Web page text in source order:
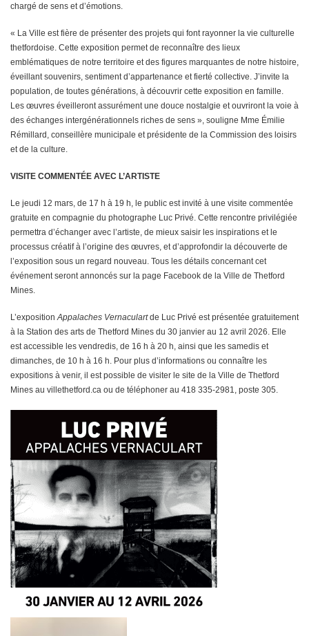
chargé de sens et d’émotions.
« La Ville est fière de présenter des projets qui font rayonner la vie culturelle
thetfordoise. Cette exposition permet de reconnaître des lieux
emblématiques de notre territoire et des figures marquantes de notre histoire,
éveillant souvenirs, sentiment d’appartenance et fierté collective. J’invite la
population, de toutes générations, à découvrir cette exposition en famille.
Les œuvres éveilleront assurément une douce nostalgie et ouvriront la voie à
des échanges intergénérationnels riches de sens », souligne Mme Émilie
Rémillard, conseillère municipale et présidente de la Commission des loisirs
et de la culture.
VISITE COMMENTÉE AVEC L’ARTISTE
Le jeudi 12 mars, de 17 h à 19 h, le public est invité à une visite commentée
gratuite en compagnie du photographe Luc Privé. Cette rencontre privilégiée
permettra d’échanger avec l’artiste, de mieux saisir les inspirations et le
processus créatif à l’origine des œuvres, et d’approfondir la découverte de
l’exposition sous un regard nouveau. Tous les détails concernant cet
événement seront annoncés sur la page Facebook de la Ville de Thetford
Mines.
L’exposition Appalaches Vernaculartde Luc Privé est présentée gratuitement
à la Station des arts de Thetford Mines du 30 janvier au 12 avril 2026. Elle
est accessible les vendredis, de 16 h à 20 h, ainsi que les samedis et
dimanches, de 10 h à 16 h. Pour plus d’informations ou connaître les
expositions à venir, il est possible de visiter le site de la Ville de Thetford
Mines au villethetford.ca ou de téléphoner au 418 335-2981, poste 305.